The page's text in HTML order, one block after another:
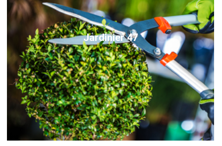
Jardinier 47